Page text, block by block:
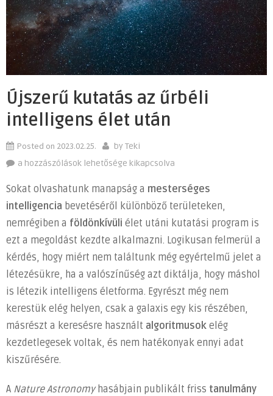
Újszerű kutatás az űrbéli
intelligens élet után
Posted on 2023.02.25. byTeki
Újszerű
az
űrbéli
intelligens
élet
után
bejegyzéshez
a hozzászólások lehetősége kikapcsolva
Sokat olvashatunk manapság a mesterséges
intelligencia bevetéséről különböző területeken,
nemrégiben a földönkívüli élet utáni kutatási program is
ezt a megoldást kezdte alkalmazni. Logikusan felmerül a
kérdés, hogy miért nem találtunk még egyértelmű jelet a
létezésükre, ha a valószínűség azt diktálja, hogy máshol
is létezik intelligens életforma. Egyrészt még nem
kerestük elég helyen, csak a galaxis egy kis részében,
másrészt a keresésre használt algoritmusok elég
kezdetlegesek voltak, és nem hatékonyak ennyi adat
kiszűrésére.
A Nature Astronomyhasábjain publikált friss tanulmány